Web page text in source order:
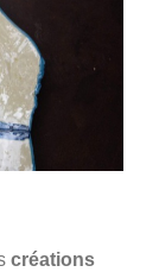
créations